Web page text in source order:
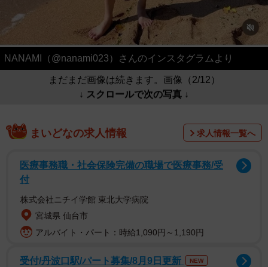
NANAMI（@nanami023）さんのインスタグラムより
まだまだ画像は続きます。画像（2/12）
↓ スクロールで次の写真 ↓
まいどなの求人情報 求人情報一覧へ
医療事務職・社会保険完備の職場で医療事務/受
付
株式会社ニチイ学館 東北大学病院
宮城県 仙台市
アルバイト・パート：時給1,090円～1,190円
受付/丹波口駅/パート募集/8月9日更新 NEW